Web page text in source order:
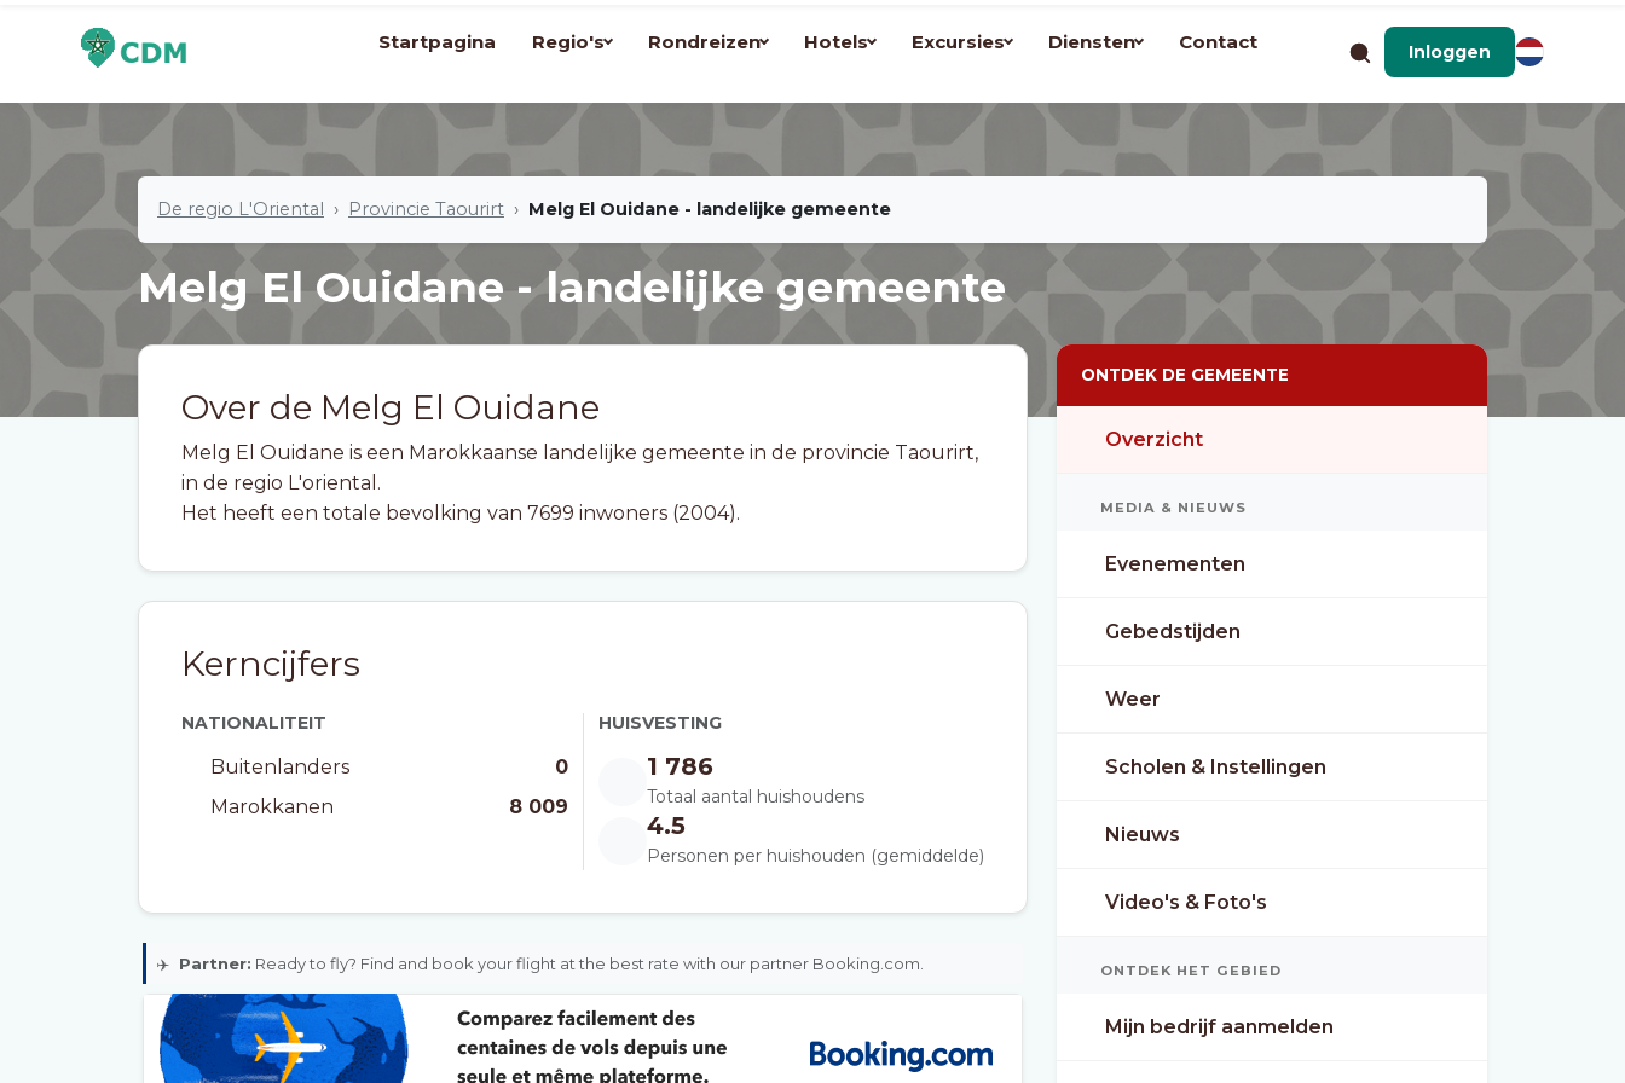
Startpagina Regio's Rondreizen Hotels Excursies Diensten Contact Inloggen
De regio L'Oriental Provincie Taourirt Melg El Ouidane - landelijke gemeente
Melg El Ouidane - landelijke gemeente
Over de Melg El Ouidane
Melg El Ouidane is een Marokkaanse landelijke gemeente in de provincie Taourirt,
in de regio L'oriental.
Het heeft een totale bevolking van 7699 inwoners (2004).
Kerncijfers
NATIONALITEIT
Buitenlanders
0
Marokkanen
8 009
HUISVESTING
1 786
Totaal aantal huishoudens
4.5
Personen per huishouden (gemiddelde)
✈️ Partner: Ready to fly? Find and book your flight at the best rate with our partner Booking.com.
ONTDEK DE GEMEENTE
Overzicht
MEDIA & NIEUWS
Evenementen
Gebedstijden
Weer
Scholen & Instellingen
Nieuws
Video's & Foto's
ONTDEK HET GEBIED
Mijn bedrijf aanmelden